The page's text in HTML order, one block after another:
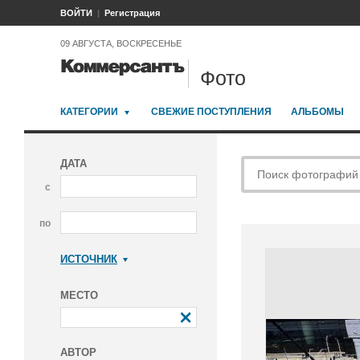
ВОЙТИ Регистрация
09 АВГУСТА, ВОСКРЕСЕНЬЕ
Фото
КАТЕГОРИИ СВЕЖИЕ ПОСТУПЛЕНИЯ АЛЬБОМЫ
ДАТА
с
по
ИСТОЧНИК
МЕСТО
АВТОР